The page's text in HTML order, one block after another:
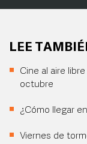
LEE
Cine al aire
octubre
¿Cómo llegar
Viernes de